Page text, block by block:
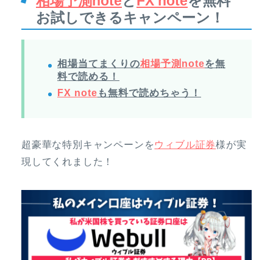
お試しできるキャンペーン！
相場当てまくりの相場予測noteを無
料で読める！
FX note も無料で読めちゃう！
超豪華な特別キャンペーンを ウィブル証券様が実
現してくれました！